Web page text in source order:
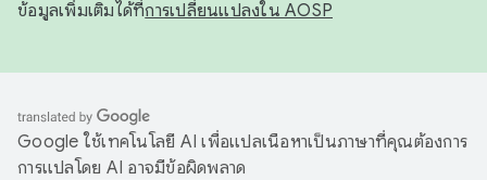
ข้อมูลเพิ่มเติมได้ที่การเปลี่ยนแปลงใน AOSP
Google ใช้เทคโนโลยี AI เพื่อแปลเนื้อหาเป็นภาษาที่คุณต้องการ
การแปลโดย AI อาจมีข้อผิดพลาด